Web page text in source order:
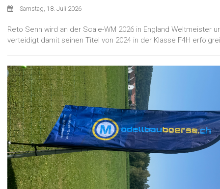
Samstag, 18. Juli 2026
Reto Senn wird an der Scale-WM 2026 in England Weltmeister
verteidigt damit seinen Titel von 2024 in der Klasse F4H